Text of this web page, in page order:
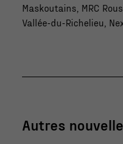
Maskoutains, MRC
Vallée-du-Richelieu,
Autres